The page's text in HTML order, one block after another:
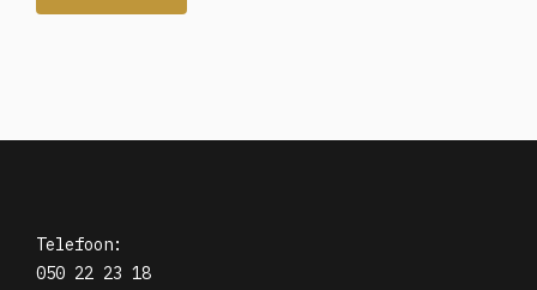
Telefoon:
050 22 23 18